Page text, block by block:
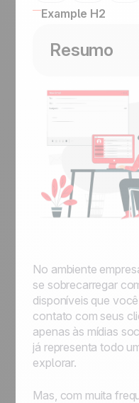
Example H2
Resumo
No ambiente
se sobrecarregar
disponíveis que
contato com seus
apenas às mídias
já representa todo
explorar.
Mas, com muita